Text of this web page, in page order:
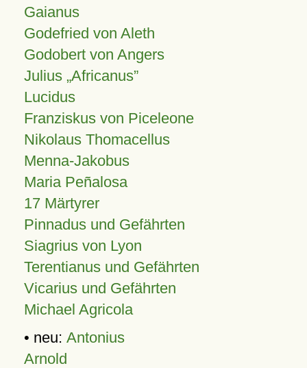
Gaianus
Godefried von Aleth
Godobert von Angers
Julius Africanus
Lucidus
Franziskus von Piceleone
Nikolaus Thomacellus
Menna-Jakobus
Maria Peñalosa
17 Märtyrer
Pinnadus und Gefährten
Siagrius von Lyon
Terentianus und Gefährten
Vicarius und Gefährten
Michael Agricola
• neu: Antonius
Arnold